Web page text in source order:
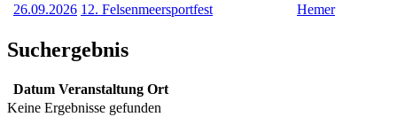
26.09.2026 12. Felsenmeersportfest Hemer
Suchergebnis
Datum Veranstaltung Ort
Keine Ergebnisse gefunden